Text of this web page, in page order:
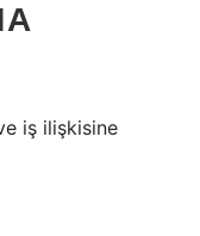
iş ilişkisine